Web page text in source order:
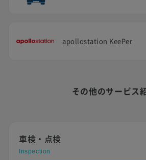
apollostation KeePer
その他のサービス
車検・点検
Inspection